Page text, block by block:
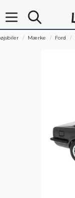
Mærke Ford